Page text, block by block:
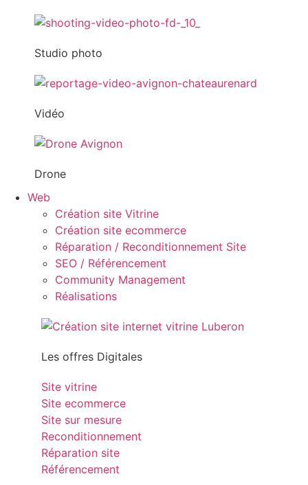
Studio photo
Vidéo
Drone
Web
Création site Vitrine
Création site ecommerce
Réparation / Reconditionnement Site
SEO / Référencement
Community Management
Réalisations
Les offres Digitales
Site vitrine
Site ecommerce
Site sur mesure
Reconditionnement
Réparation site
Référencement